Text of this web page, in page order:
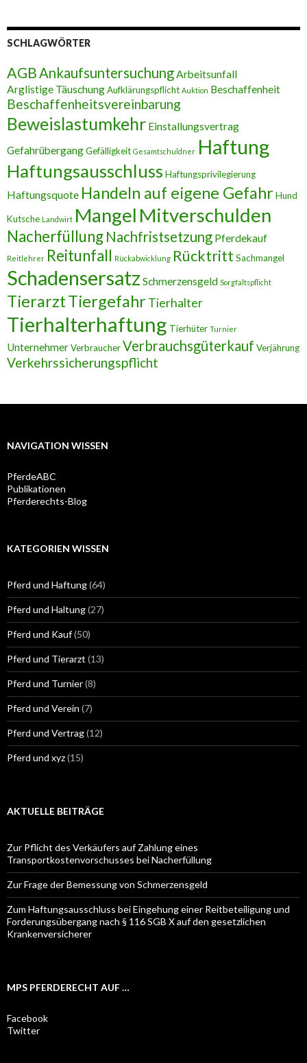
SCHLAGWÖRTER
AGBAnkaufsuntersuchungArbeitsunfall
Arglistige TäuschungAufklärungspflicht Auktion Beschaffenheit
Beschaffenheitsvereinbarung
Beweislastumkehr Einstallungsvertrag
GefahrübergangGefälligkeit Gesamtschuldner Haftung
Haftungsausschluss Haftungsprivilegierung
Haftungsquote Handeln auf eigene GefahrHund
Kutsche Landwirt Mangel Mitverschulden
Nacherfüllung Nachfristsetzung Pferdekauf
Reitlehrer Reitunfall Rückabwicklung Rücktritt Sachmangel
Schadensersatz Schmerzensgeld Sorgfaltspflicht
TierarztTiergefahrTierhalter
Tierhalterhaftung Tierhüter Turnier
UnternehmerVerbraucherVerbrauchsgüterkauf Verjährung
Verkehrssicherungspflicht
NAVIGATION WISSEN
PferdeABC
Publikationen
Pferderechts-Blog
KATEGORIEN WISSEN
Pferd und Haftung(64)
Pferd und Haltung(27)
Pferd und Kauf(50)
Pferd und Tierarzt (13)
Pferd und Turnier(8)
Pferd und Verein (7)
Pferd und Vertrag(12)
Pferd und xyz(15)
AKTUELLE BEITRÄGE
Zur Pflicht des Verkäufers auf Zahlung eines
Transportkostenvorschusses bei Nacherfüllung
Zur Frage der Bemessung von Schmerzensgeld
Zum Haftungsausschluss bei Eingehung einer Reitbeteiligung und
Forderungsübergang nach § 116 SGB X auf den gesetzlichen
Krankenversicherer
MPS PFERDERECHT AUF …
Facebook
Twitter